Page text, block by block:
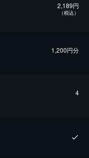
2,189円
（税込）
1,200円分
4